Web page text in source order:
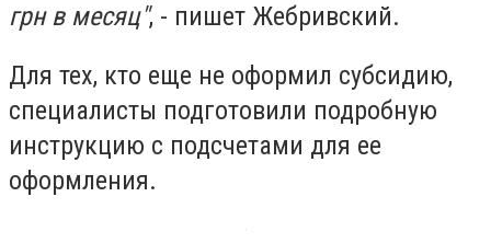
грн в месяц", - пишет Жебривский.
Для тех, кто еще не оформил субсидию,
специалисты подготовили подробную
инструкцию с подсчетами для ее
оформления.